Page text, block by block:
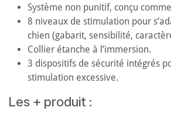
Système non punitif, conçu
8 niveaux de stimulation pour
chien (gabarit, sensibilité,
Collier étanche à l’immersion.
3 dispositifs de sécurité intégrés
stimulation excessive.
Les + produit :